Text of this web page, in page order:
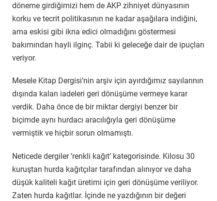
döneme girdiğimizi hem de AKP zihniyet dünyasının
korku ve tecrit politikasının ne kadar aşağılara indiğini,
ama eskisi gibi ikna edici olmadığını göstermesi
bakımından hayli ilginç. Tabii ki geleceğe dair de ipuçları
veriyor.
Mesele Kitap Dergisi’nin arşiv için ayırdığımız sayılarının
dışında kalan iadeleri geri dönüşüme vermeye karar
verdik. Daha önce de bir miktar dergiyi benzer bir
biçimde aynı hurdacı aracılığıyla geri dönüşüme
vermiştik ve hiçbir sorun olmamıştı.
Neticede dergiler ‘renkli kağıt’ kategorisinde. Kilosu 30
kuruştan hurda kağıtçılar tarafından alınıyor ve daha
düşük kaliteli kağıt üretimi için geri dönüşüme veriliyor.
Zaten hurda kağıtlar. İçinde ne yazdığının bir değeri